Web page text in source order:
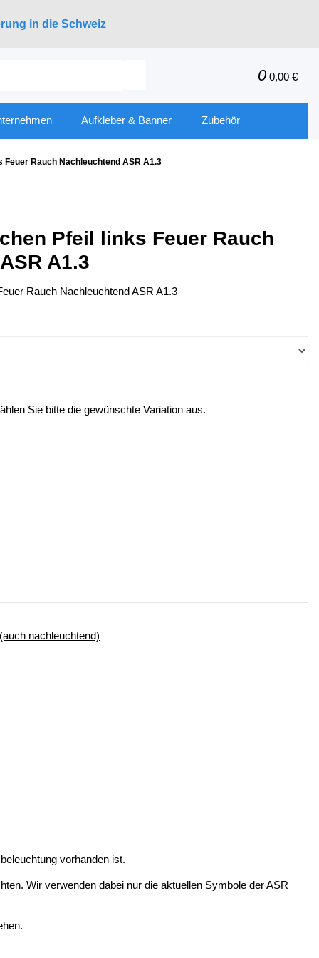
in die Schweiz
0 0,00 €
Aufkleber & Banner Zubehör
Rauch Nachleuchtend ASR A1.3
Pfeil links Feuer Rauch
A1.3
Rauch Nachleuchtend ASR A1.3
Sie bitte die gewünschte Variation aus.
nachleuchtend)
vorhanden ist.
Wir verwenden dabei nur die aktuellen Symbole der ASR